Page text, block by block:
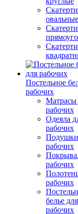
Скатерти
овальные
Скатерти
Скатерти
Постельное
рабочих
Матрасы
рабочих
Одеяла
рабочих
рабочих
рабочих
рабочих
белье для
рабочих